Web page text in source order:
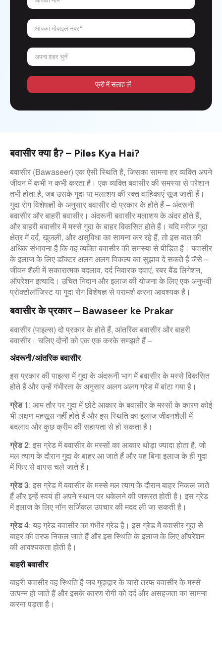
आपका मोबाइल नंबर*
अपना शहर चुनें
फ्री में सलाह लें
बवासीर क्या है? – Piles Kya Hai?
बवासीर (Bawaseer) एक ऐसी स्थिति है, जिसका सामना हर व्यक्ति अपने
जीवन में कभी न कभी करता है। एक व्यक्ति बवासीर की समस्या से परेशान
तभी होता है, जब उसके गुदा या मलाशय की रक्त वाहिकाएं सूज जाती हैं।
गुदा रोग विशेषज्ञों के अनुसार बवासीर दो प्रकार के होते हैं – अंदरूनी
बवासीर और बाहरी बवासीर। अंदरूनी बवासीर मलाशय के अंदर होते हैं,
और बाहरी बवासीर में मस्से गुदा के बाहर विकसित होते हैं। यदि मरीज गुदा
क्षेत्र में दर्द, खुजली, और असुविधा का सामना कर रहे हैं, तो इस बात की
अधिक संभावना है कि वह व्यक्ति बवासीर की समस्या से पीड़ित है। बवासीर
के इलाज के लिए डॉक्टर अलग अलग विकल्प का सुझाव दे सकते हैं जैसे –
जीवन शैली में सकारात्मक बदलाव, दर्द निवारक दवाएं, रबर बैंड लिगेशन,
ऑपरेशन इत्यादि। उचित निदान और इलाज की योजना के लिए एक अनुभवी
प्रोक्टोलॉजिस्ट या गुदा रोग विशेषज्ञ से परामर्श करना आवश्यक है।
बवासीर के प्रकार – Bawaseer ke Prakar
बवासीर (पाइल्स) दो प्रकार के होते हैं, आंतरिक बवासीर और बाहरी
बवासीर। चलिए दोनों को एक एक करके समझते हैं –
अंदरूनी/आंतरिक बवासीर
इस प्रकार की पाइल्स में गुदा के अंदरूनी भाग में बवासीर के मस्से विकसित
होते हैं और उन्हें गंभीरता के अनुसार अलग अलग ग्रेड में बांटा गया है।
ग्रेड 1: आम तौर पर गुदा में छोटे आकार के बवासीर के मस्सों के कारण कोई
भी लक्षण महसूस नहीं होते हैं और इस स्थिति का इलाज जीवनशैली में
बदलाव और कुछ क्रीम की सहायता से हो सकता है।
ग्रेड 2: इस ग्रेड में बवासीर के मस्सों का आकार थोड़ा ज्यादा होता है, जो
मल त्याग के दौरान गुदा के बाहर आ जाते हैं और यह बिना इलाज के ही गुदा
में फिर से वापस चले जाते हैं।
ग्रेड 3: इस ग्रेड में बवासीर के मस्से मल त्याग के दौरान बाहर निकल जाते
हैं और इन्हें स्वयं ही अपने स्थान पर धकेलने की जरूरत होती है। इस ग्रेड
में इलाज के लिए नॉन सर्जिकल उपचार की मदद ली जा सकती है।
ग्रेड 4: यह ग्रेड बवासीर का गंभीर ग्रेड है। इस ग्रेड में बवासीर गुदा से
बाहर की तरफ निकल जाते हैं और इस स्थिति के इलाज के लिए ऑपरेशन
की आवश्यकता होती है।
बाहरी बवासीर
बाहरी बवासीर वह स्थिति है जब गुदाद्वार के चारों तरफ बवासीर के मस्से
उत्पन्न हो जाते हैं और इसके कारण रोगी को दर्द और असहजता का सामना
करना पड़ता है।